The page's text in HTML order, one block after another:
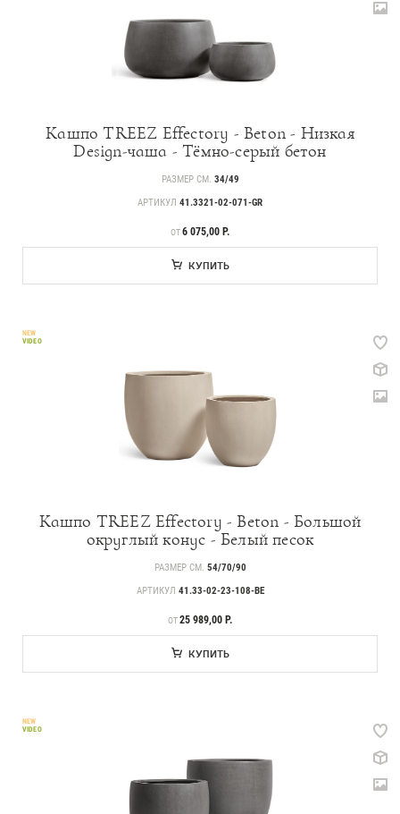
Кашпо TREEZ Effectory - Beton - Низкая
Design-чаша - Тёмно-серый бетон
РАЗМЕР СМ. 34/49
АРТИКУЛ 41.3321-02-071-GR
ЦЕНА
ОТ6 075,00 Р.
КУПИТЬ
NEW
VIDEO
Кашпо TREEZ Effectory - Beton - Большой
округлый конус - Белый песок
РАЗМЕР СМ. 54/70/90
АРТИКУЛ 41.33-02-23-108-BE
ЦЕНА
ОТ25 989,00 Р.
КУПИТЬ
NEW
VIDEO